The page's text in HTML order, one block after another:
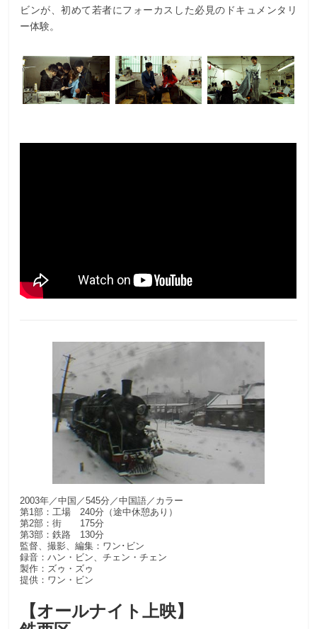
ビンが、初めて若者にフォーカスした必見のドキュメンタリ
ー体験。
2003年／中国／545分／中国語／カラー
第1部：工場 240分（途中休憩あり）
第2部：街 175分
第3部：鉄路 130分
監督、撮影、編集：ワン･ビン
録音：ハン・ビン、チェン・チェン
製作：ズゥ・ズゥ
提供：ワン・ビン
【オールナイト上映】